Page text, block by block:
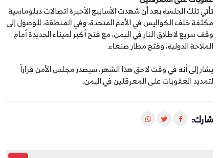
تأتي تلك الجلسة بعد أن شهدت الأسابيع الأخيرة اتصالات دبلوماسية
مكثفة خلف الكواليس في الأمم المتحدة، وفي المنطقة، للوصول إلى
وقف سريع لاطلاق النار في اليمن، مع فتح أكبر لميناء الحديدة أمام
الملاحة الدولية، وفتح مطار صنعاء.
يشار إلى أنه في وقت لاحق هذا الشهر، سيصدر مجلس الأمن قراراً
لتمديد العقوبات على المعرقلين في اليمن.
شارك: